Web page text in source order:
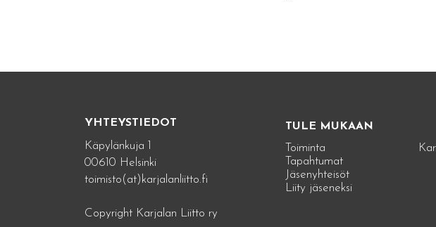
YHTEYSTIEDOT
Käpylänkuja 1
00610 Helsinki
toimisto(at)karjalanliitto.fi
Copyright Karjalan Liitto ry
TULE MUKAAN
Toiminta
Tapahtumat
Jäsenyhteisöt
Liity jäseneksi